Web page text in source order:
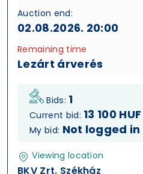
Auction end:
02.08.2026. 20:00
Remaining time
Lezárt árverés
Bids: 1
Current bid: 13 100 HUF
My bid: Not logged in
Viewing location
BKV Zrt. Székház